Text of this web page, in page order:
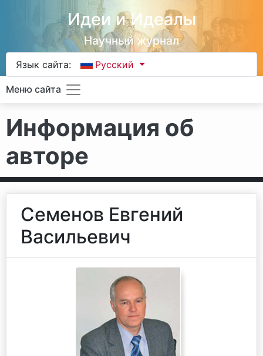
Идеи и Идеалы
Научный журнал
Язык сайта: Русский
Меню сайта
Информация об
авторе
Семенов Евгений
Васильевич